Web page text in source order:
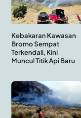
Kebakaran Kawasan
Bromo Sempat
Terkendali, Kini
Muncul Titik Api Baru